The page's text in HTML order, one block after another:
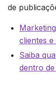
de
clientes
Saiba
dentro